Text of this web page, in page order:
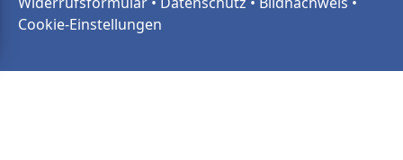
Cookie-Einstellungen